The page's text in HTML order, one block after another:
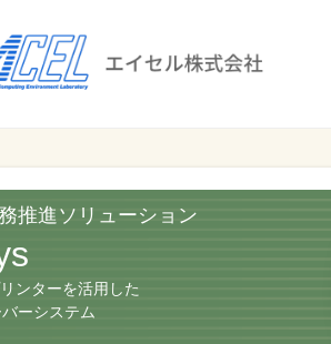
会社
推進ソリューション
ンターを活用した
ーシステム